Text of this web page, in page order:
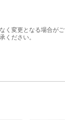
く変更となる場合がご
ください。